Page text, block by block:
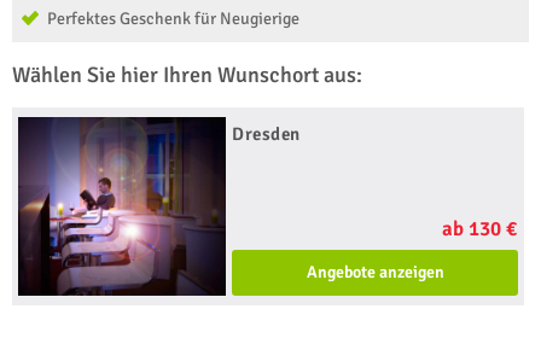
Perfektes Geschenk für Neugierige
Wählen Sie hier Ihren Wunschort aus:
Dresden
ab 130 €
Angebote anzeigen